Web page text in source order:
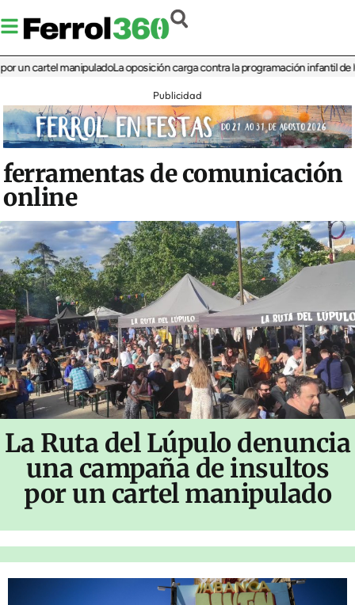
manipuladoLa oposición carga contra la programación infantil de la
Publicidad
ferramentas de comunicación
online
La Ruta del Lúpulo denuncia
una campaña de insultos
por un cartel manipulado